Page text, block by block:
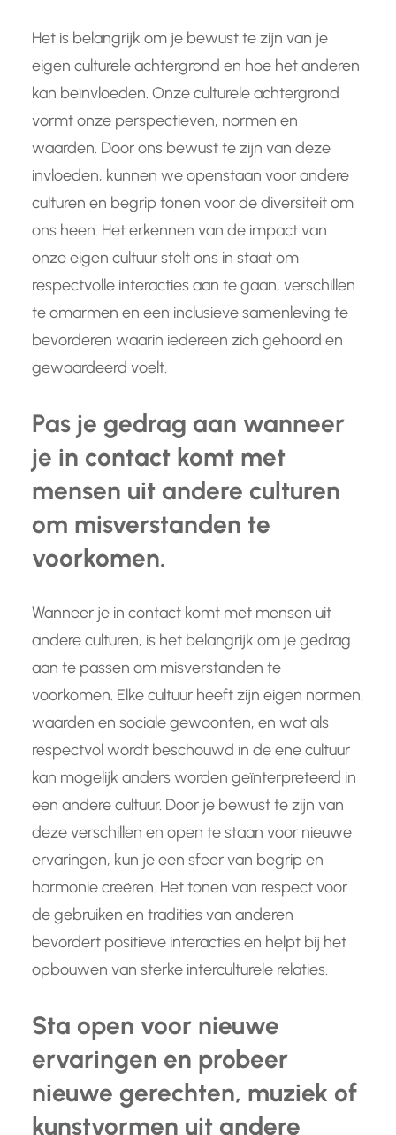
Het is belangrijk om je bewust te zijn van je
eigen culturele achtergrond en hoe het anderen
kan beïnvloeden. Onze culturele achtergrond
vormt onze perspectieven, normen en
waarden. Door ons bewust te zijn van deze
invloeden, kunnen we openstaan voor andere
culturen en begrip tonen voor de diversiteit om
ons heen. Het erkennen van de impact van
onze eigen cultuur stelt ons in staat om
respectvolle interacties aan te gaan, verschillen
te omarmen en een inclusieve samenleving te
bevorderen waarin iedereen zich gehoord en
gewaardeerd voelt.
Pas je gedrag aan wanneer
je in contact komt met
mensen uit andere culturen
om misverstanden te
voorkomen.
Wanneer je in contact komt met mensen uit
andere culturen, is het belangrijk om je gedrag
aan te passen om misverstanden te
voorkomen. Elke cultuur heeft zijn eigen normen,
waarden en sociale gewoonten, en wat als
respectvol wordt beschouwd in de ene cultuur
kan mogelijk anders worden geïnterpreteerd in
een andere cultuur. Door je bewust te zijn van
deze verschillen en open te staan voor nieuwe
ervaringen, kun je een sfeer van begrip en
harmonie creëren. Het tonen van respect voor
de gebruiken en tradities van anderen
bevordert positieve interacties en helpt bij het
opbouwen van sterke interculturele relaties.
Sta open voor nieuwe
ervaringen en probeer
nieuwe gerechten, muziek of
kunstvormen uit andere